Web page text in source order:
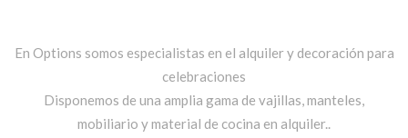
En Options somos especialistas en el alquiler y decoración para
celebraciones
Disponemos de una amplia gama de vajillas, manteles,
mobiliario y material de cocina en alquiler..